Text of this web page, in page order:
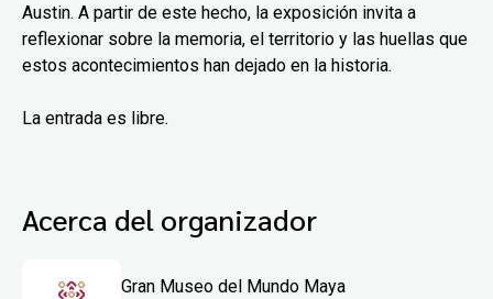
Austin. A partir de este hecho, la exposición invita a
reflexionar sobre la memoria, el territorio y las huellas que
estos acontecimientos han dejado en la historia.
La entrada es libre.
Acerca del organizador
Gran Museo del Mundo Maya